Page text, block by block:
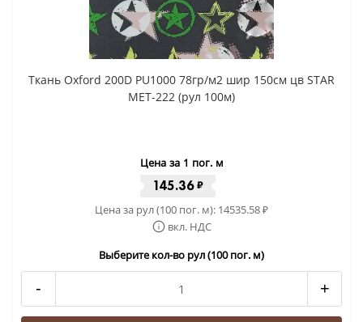
Ткань Oxford 200D PU1000 78гр/м2 шир 150см цв STAR
MET-222 (рул 100м)
Цена за 1 пог. м
145.36 ₽
Цена за рул (100 пог. м): 14535.58₽
вкл. НДС
Выберите кол-во рул (100 пог. м)
- +